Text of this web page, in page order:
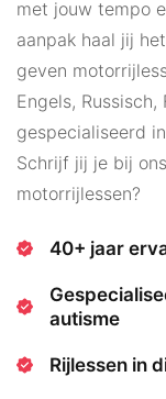
met jouw tempo
aanpak haal jij
geven
Engels,
gespecialiseerd
Schrijf jij je bij
motorrijlessen?
40+ jaar
autisme
Rijlessen in